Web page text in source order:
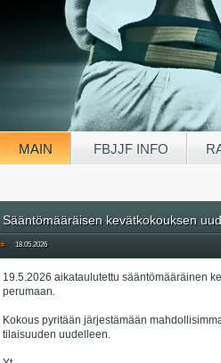
MAIN FBJJF INFO
Sääntömääräisen kevätkokouksen
# 18.05.2026
19.5.2026 aikataulutettu sääntömääräinen
perumaan.
Kokous pyritään järjestämään
tilaisuuden uudelleen.